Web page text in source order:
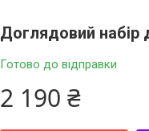
Доглядовий набір
Готово до відправки
2 190 ₴